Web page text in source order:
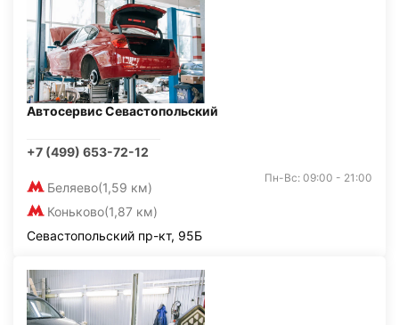
Автосервис Севастопольский
+7 (499) 653-72-12
Беляево(1,59 км)
Коньково(1,87 км)
Пн-Вс: 09:00 - 21:00
Севастопольский пр-кт, 95Б